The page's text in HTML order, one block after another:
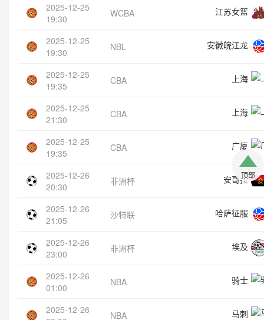
2025-12-25
19:30
WCBA 江苏女篮
2025-12-25
19:30
NBL 安徽皖江龙
2025-12-25
19:35
CBA 上海
2025-12-25
21:30
CBA 上海
2025-12-25
19:35
CBA 广厦
2025-12-26
20:30
非洲杯 安哥拉
2025-12-26
21:05
沙特联 哈萨征服
2025-12-26
23:00
非洲杯 埃及
2025-12-26
01:00
NBA 骑士
2025-12-26
NBA 马刺
顶部